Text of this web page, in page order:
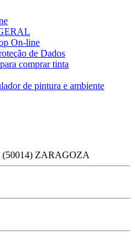
On-line
de Dados
comprar tinta
de pintura e ambiente
(50014) ZARAGOZA